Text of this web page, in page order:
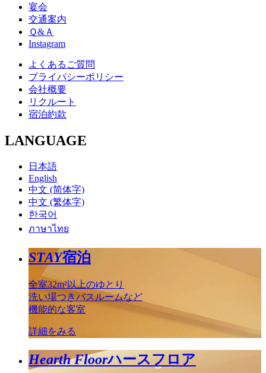
宴会
交通案内
Ｑ&Ａ
Instagram
よくあるご質問
プライバシーポリシー
会社概要
リクルート
宿泊約款
LANGUAGE
日本語
English
中文 (简体字)
中文 (繁体字)
한국어
ภาษาไทย
STAY宿泊
全室32m²以上のゆとり
洗い場つきバスルームなど
機能的な客室
詳細をみる
Hearth Floorハースフロア